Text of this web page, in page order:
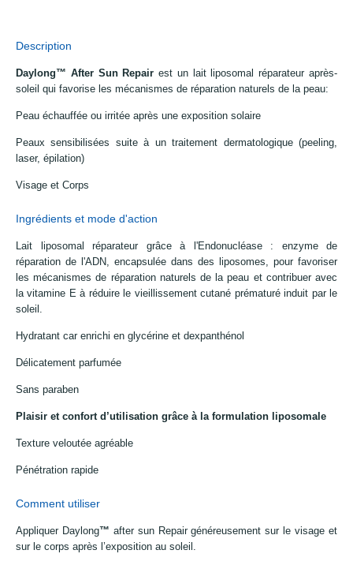
Description
Daylong™ After Sun Repair est un lait liposomal réparateur après-
soleil qui favorise les mécanismes de réparation naturels de la peau:
Peau échauffée ou irritée après une exposition solaire
Peaux sensibilisées suite à un traitement dermatologique (peeling,
laser, épilation)
Visage et Corps
Ingrédients et mode d'action
Lait liposomal réparateur grâce à l'Endonucléase : enzyme de
réparation de l'ADN, encapsulée dans des liposomes, pour favoriser
les mécanismes de réparation naturels de la peau et contribuer avec
la vitamine E à réduire le vieillissement cutané prématuré induit par le
soleil.
Hydratant car enrichi en glycérine et dexpanthénol
Délicatement parfumée
Sans paraben
Plaisir et confort d’utilisation grâce à la formulation liposomale
Texture veloutée agréable
Pénétration rapide
Comment utiliser
Appliquer Daylong™ after sun Repair généreusement sur le visage et
sur le corps après l’exposition au soleil.